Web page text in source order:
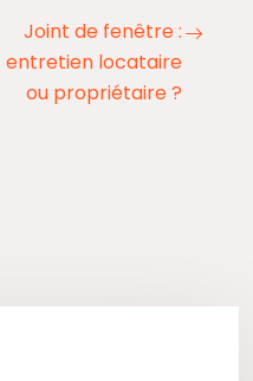
Joint de fenêtre :
entretien locataire
ou propriétaire ?